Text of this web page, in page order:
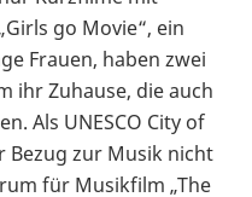
go Movie“, ein
Frauen, haben zwei
ihr Zuhause, die auch
Als UNESCO City of
Bezug zur Musik nicht
für Musikfilm „The